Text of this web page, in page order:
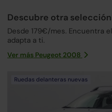
Descubre otra
Desde 179€/mes. Encuentra
adapta a ti.
Ver más Peugeot 2008
Ruedas delanteras nuevas